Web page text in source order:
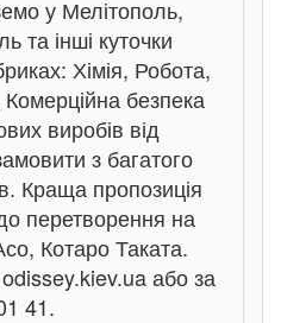
у Мелітополь,
та інші куточки
Хімія, Робота,
безпека
виробів від
з багатого
Краща пропозиція
перетворення на
Котаро Таката.
або за
41.